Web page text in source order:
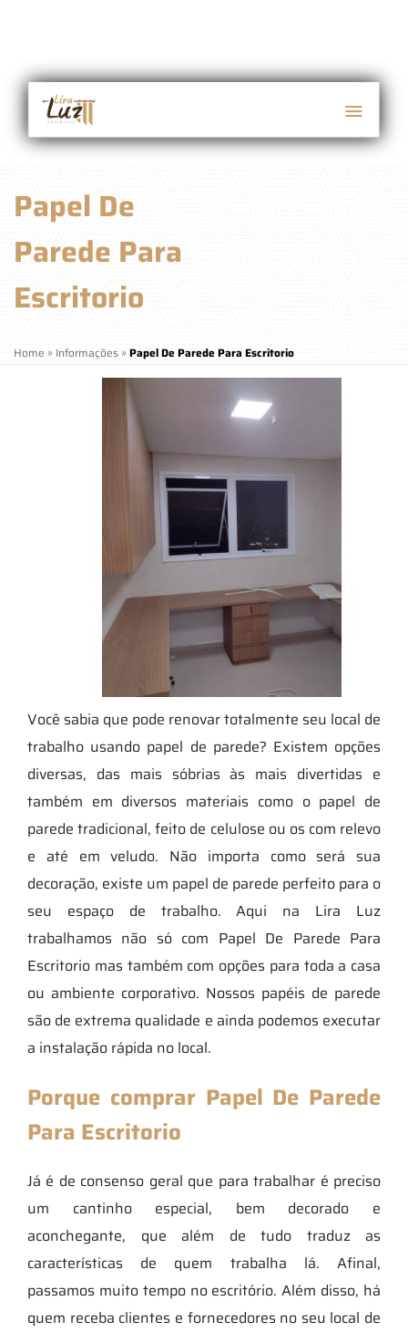
Papel De
Parede Para
Escritorio
Home » Informações » Papel De Parede Para Escritorio
Você sabia que pode renovar totalmente seu local de
trabalho usando papel de parede? Existem opções
diversas, das mais sóbrias às mais divertidas e
também em diversos materiais como o papel de
parede tradicional, feito de celulose ou os com relevo
e até em veludo. Não importa como será sua
decoração, existe um papel de parede perfeito para o
seu espaço de trabalho. Aqui na Lira Luz
trabalhamos não só com Papel De Parede Para
Escritorio mas também com opções para toda a casa
ou ambiente corporativo. Nossos papéis de parede
são de extrema qualidade e ainda podemos executar
a instalação rápida no local.
Porque comprar Papel De Parede
Para Escritorio
Já é de consenso geral que para trabalhar é preciso
um cantinho especial, bem decorado e
aconchegante, que além de tudo traduz as
características de quem trabalha lá. Afinal,
passamos muito tempo no escritório. Além disso, há
quem receba clientes e fornecedores no seu local de